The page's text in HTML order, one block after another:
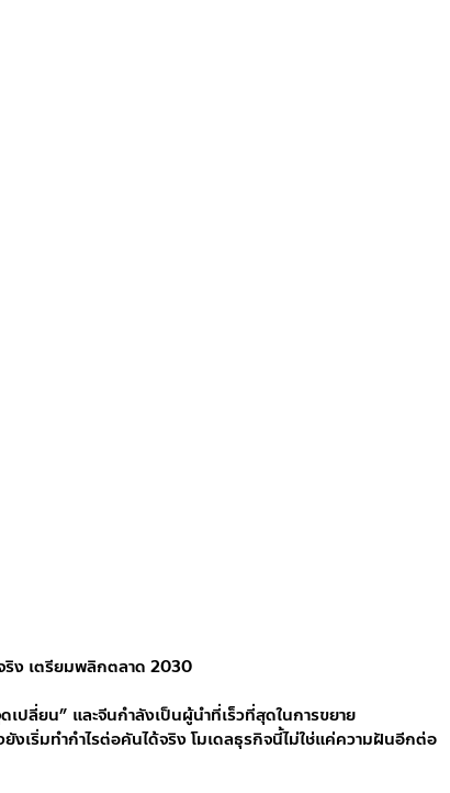
ริง เตรียมพลิกตลาด 2030
เปลี่ยน” และจีนกำลังเป็นผู้นำที่เร็วที่สุดในการขยาย
งเริ่มทำกำไรต่อคันได้จริง โมเดลธุรกิจนี้ไม่ใช่แค่ความฝันอีกต่อ